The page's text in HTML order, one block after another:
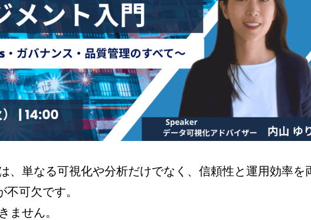
、単なる可視化や分析だけでなく、信頼性と運用効率を
不可欠です。
ません。